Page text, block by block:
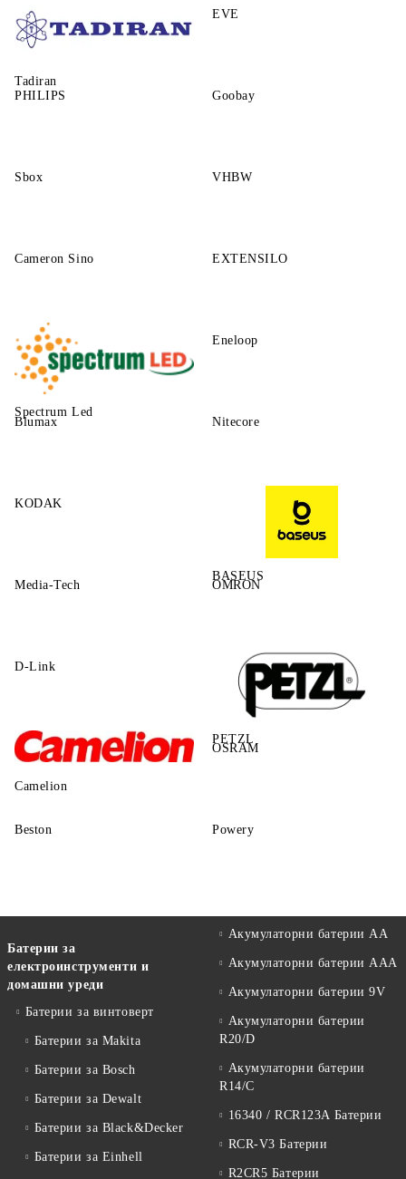
Tadiran
EVE
PHILIPS Goobay
Sbox VHBW
Cameron Sino EXTENSILO
Spectrum Led
Eneloop
Blumax Nitecore
KODAK
BASEUS
Media-Tech OMRON
D-Link
PETZL
Camelion
OSRAM
Beston Powery
Батерии за
електроинструменти и
домашни уреди
Батерии за винтоверт
Батерии за Makita
Батерии за Bosch
Батерии за Dewalt
Батерии за Black&Decker
Батерии за Einhell
Акумулаторни батерии АА
Акумулаторни батерии AAA
Акумулаторни батерии 9V
Акумулаторни батерии
R20/D
Акумулаторни батерии
R14/C
16340 / RCR123A Батерии
RCR-V3 Батерии
R2CR5 Батерии